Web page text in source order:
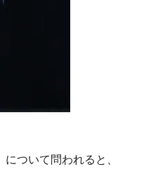
ついて問われると、